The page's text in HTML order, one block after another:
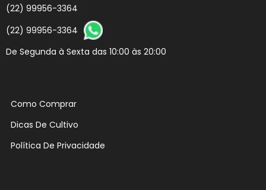
(22) 99956-3364
(22) 99956-3364
De Segunda à Sexta das 10:00 às 20:00
Como Comprar
Dicas De Cultivo
Política De Privacidade